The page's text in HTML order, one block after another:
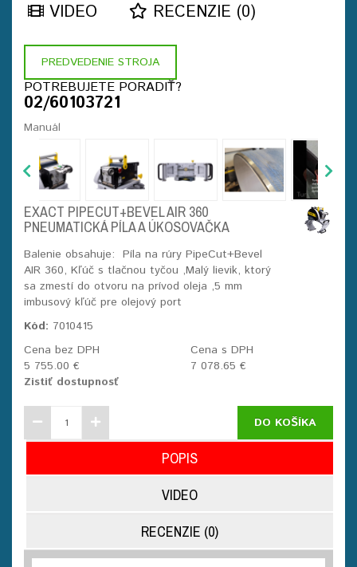
VIDEO RECENZIE (0)
PREDVEDENIE STROJA
POTREBUJETE PORADIŤ?
02/60103721
Manuál
EXACT PIPECUT+BEVEL AIR 360
PNEUMATICKÁ PÍLA A ÚKOSOVAČKA
Balenie obsahuje: Píla na rúry PipeCut+Bevel
AIR 360, Kľúč s tlačnou tyčou ,Malý lievik, ktorý
sa zmestí do otvoru na prívod oleja ,5 mm
imbusový kľúč pre olejový port
Kód: 7010415
Cena bez DPH
5 755.00 €
Cena s DPH
7 078.65 €
Zistiť dostupnosť
DO KOŠÍKA
POPIS
VIDEO
RECENZIE (0)